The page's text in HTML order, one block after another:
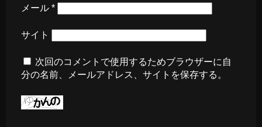
メール *
サイト
次回のコメントで使用するためブラウザーに自
分の名前、メールアドレス、サイトを保存する。